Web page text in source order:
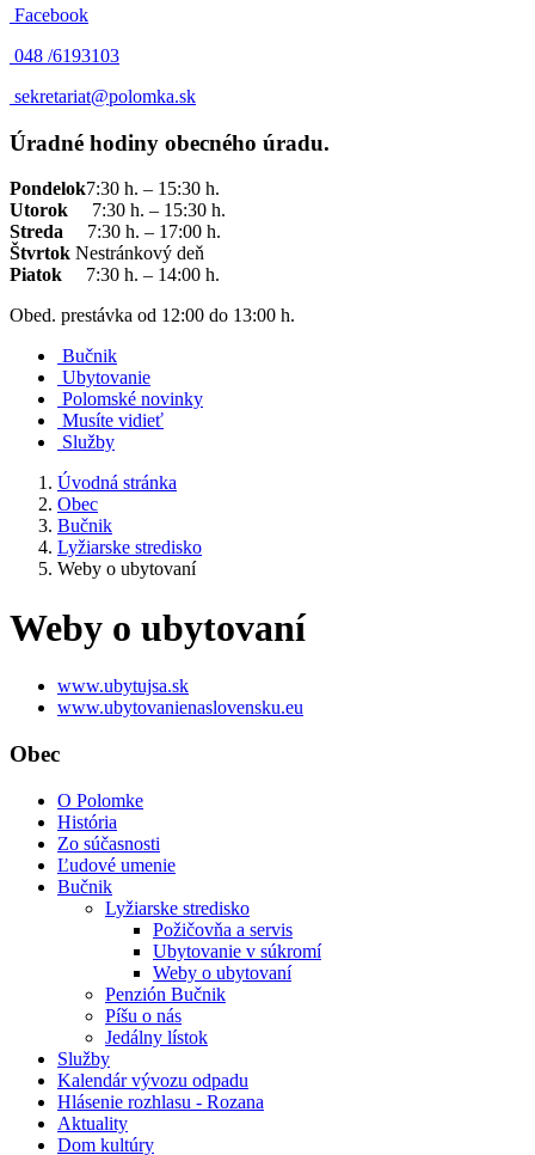
Facebook
048 /6193103
sekretariat@polomka.sk
Úradné hodiny obecného úradu.
Pondelok7:30 h. – 15:30 h.
Utorok 7:30 h. – 15:30 h.
Streda 7:30 h. – 17:00 h.
Štvrtok Nestránkový deň
Piatok
7:30 h. – 14:00 h.
Obed. prestávka od 12:00 do 13:00 h.
Bučnik
Ubytovanie
Polomské novinky
Musíte vidieť
Služby
Úvodná stránka
Obec
Bučnik
Lyžiarske stredisko
Weby o ubytovaní
Weby o ubytovaní
www.ubytujsa.sk
www.ubytovanienaslovensku.eu
Obec
O Polomke
História
Zo súčasnosti
Ľudové umenie
Bučnik
Lyžiarske stredisko
Požičovňa a servis
Ubytovanie v súkromí
Weby o ubytovaní
Penzión Bučnik
Píšu o nás
Jedálny lístok
Služby
Kalendár vývozu odpadu
Hlásenie rozhlasu - Rozana
Aktuality
Dom kultúry